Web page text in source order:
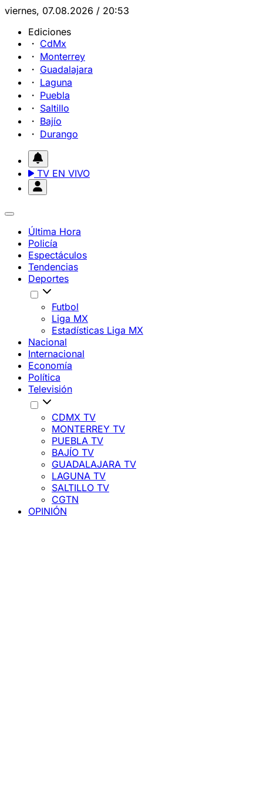
viernes, 07.08.2026 / 20:53
Ediciones
CdMx
Monterrey
Guadalajara
Laguna
Puebla
Saltillo
Bajío
Durango
TV EN VIVO
Última Hora
Policía
Espectáculos
Tendencias
Deportes
Futbol
Liga MX
Estadísticas Liga MX
Nacional
Internacional
Economía
Política
Televisión
CDMX TV
MONTERREY TV
PUEBLA TV
BAJÍO TV
GUADALAJARA TV
LAGUNA TV
SALTILLO TV
CGTN
OPINIÓN